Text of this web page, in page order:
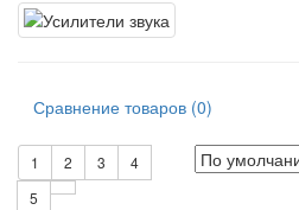
Цифровые слуховые аппараты
Сравнение товаров (0)
1 2 3
4
5